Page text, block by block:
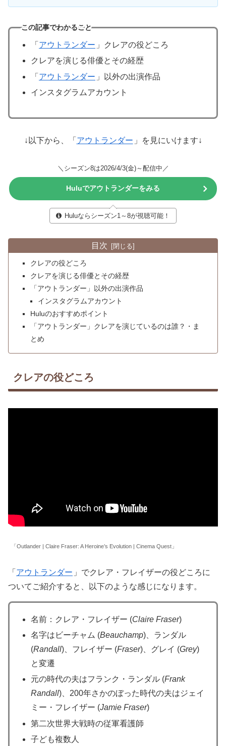
この記事でわかること
「 アウトランダー 」クレアの役どころ
クレアを演じる俳優とその経歴
「 アウトランダー 」以外の出演作品
インスタグラムアカウント
↓以下から、「 アウトランダー 」を見にいけます↓
＼シーズン8は2026/4/3(金)～配信中／
Huluでアウトランダーをみる
Huluならシーズン1～8が視聴可能！
目次
クレアの役どころ
クレアを演じる俳優とその経歴
「アウトランダー」以外の出演作品
インスタグラムアカウント
Huluのおすすめポイント
「アウトランダー」クレアを演じているのは誰？・ま
とめ
クレアの役どころ
「Outlander | Claire Fraser: A Heroine’s Evolution | Cinema Quest」
「 アウトランダー 」でクレア・フレイザーの役どころに
ついてご紹介すると、以下のような感じになります。
名前：クレア・フレイザー (Claire Fraser)
名字はビーチャム (Beauchamp)、ランダル
(Randall)、フレイザー (Fraser)、グレイ (Grey)
と変遷
元の時代の夫はフランク・ランダル (Frank
Randall)、200年さかのぼった時代の夫はジェイ
ミー・フレイザー (Jamie Fraser)
第二次世界大戦時の従軍看護師
子ども複数人